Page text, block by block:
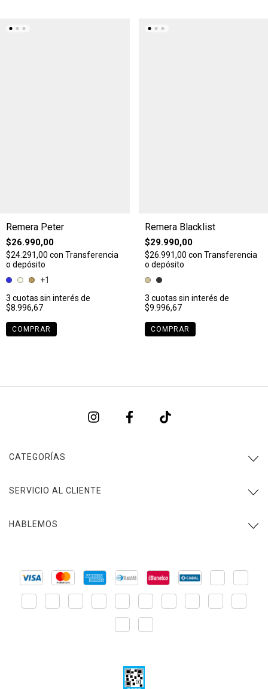
Remera Peter
$26.990,00
$24.291,00 con Transferencia
o depósito
+1
3 cuotas sin interés de
$8.996,67
COMPRAR
Remera Blacklist
$29.990,00
$26.991,00 con Transferencia
o depósito
3 cuotas sin interés de
$9.996,67
COMPRAR
CATEGORÍAS
SERVICIO AL CLIENTE
HABLEMOS